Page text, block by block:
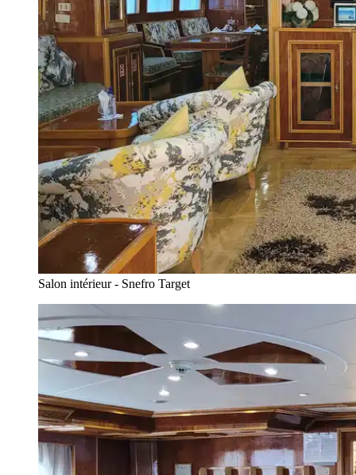
Salon intérieur - Snefro Target